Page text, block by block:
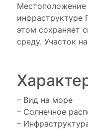
Местоположение
этом сохраняет
среду. Участок
– Вид на море
– Солнечное
–